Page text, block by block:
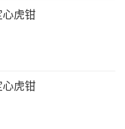
心虎钳
心虎钳